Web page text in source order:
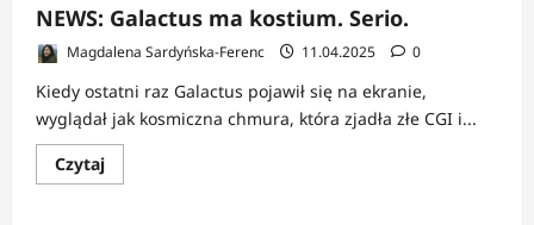
NEWS: Galactus ma kostium. Serio.
Magdalena Sardyńska-Ferenc 11.04.2025 0
Kiedy ostatni raz Galactus pojawił się na ekranie,
wyglądał jak kosmiczna chmura, która zjadła złe CGI i...
CzytajDowiedz
się